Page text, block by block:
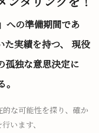
への準備期間であ
た実績を持つ、 現役
孤独な意思決定に
な可能性を探り、確か
います、